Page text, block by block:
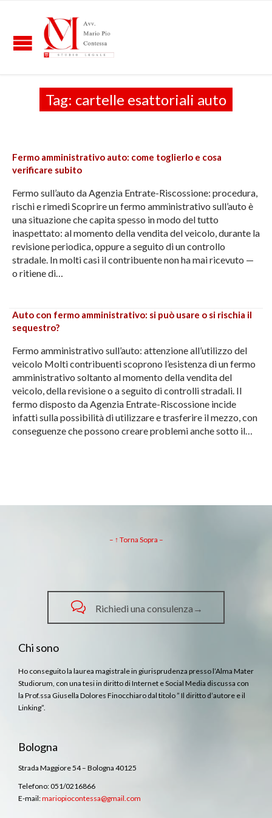
Tag: cartelle esattoriali auto
Fermo amministrativo auto: come toglierlo e cosa
verificare subito
Fermo sull’auto da Agenzia Entrate-Riscossione: procedura,
rischi e rimedi Scoprire un fermo amministrativo sull’auto è
una situazione che capita spesso in modo del tutto
inaspettato: al momento della vendita del veicolo, durante la
revisione periodica, oppure a seguito di un controllo
stradale. In molti casi il contribuente non ha mai ricevuto —
o ritiene di…
Auto con fermo amministrativo: si può usare o si rischia il
sequestro?
Fermo amministrativo sull’auto: attenzione all’utilizzo del
veicolo Molti contribuenti scoprono l’esistenza di un fermo
amministrativo soltanto al momento della vendita del
veicolo, della revisione o a seguito di controlli stradali. Il
fermo disposto da Agenzia Entrate-Riscossione incide
infatti sulla possibilità di utilizzare e trasferire il mezzo, con
conseguenze che possono creare problemi anche sotto il…
– ↑ Torna Sopra –
 Richiedi una consulenza→
Chi sono
Ho conseguito la laurea magistrale in giurisprudenza presso l’Alma Mater
Studiorum, con una tesi in diritto di Internet e Social Media discussa con
la Prof.ssa Giusella Dolores Finocchiaro dal titolo ” Il diritto d’autore e il
Linking”.
Bologna
Strada Maggiore 54 – Bologna 40125
Telefono: 051/0216866
E-mail:mariopiocontessa@gmail.com